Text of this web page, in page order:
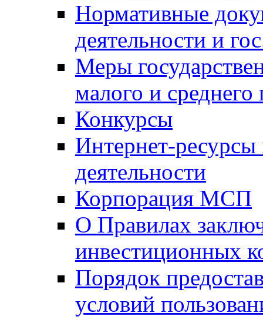
Нормативные
деятельности и
Меры
малого и среднего
Конкурсы
Интернет-
деятельности
Корпорация МСП
О Правилах
инвестиционных
Порядок
условий